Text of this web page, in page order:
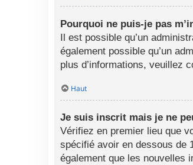
Pourquoi ne puis-je pas
Il est possible qu’un
également possible qu’un
plus d’informations, veuillez
Haut
Je suis inscrit mais je ne
Vérifiez en premier lieu que
spécifié avoir en dessous de
également que les nouvelles